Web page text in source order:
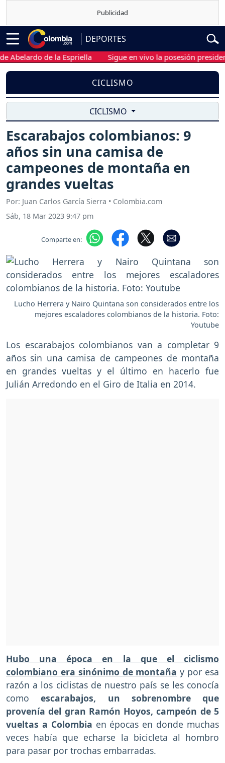
DEPORTES
de la Espriella Sigue en vivo la posesión presidencial
CICLISMO
CICLISMO
Escarabajos colombianos: 9
años sin una camisa de
campeones de montaña en
grandes vueltas
Por: Juan Carlos García Sierra • Colombia.com
Sáb, 18 Mar 2023 9:47 pm
Comparte en:
Lucho Herrera y Nairo Quintana son considerados entre los
mejores escaladores colombianos de la historia. Foto:
Youtube
Los escarabajos colombianos van a completar 9
años sin una camisa de campeones de montaña
en grandes vueltas y el último en hacerlo fue
Julián Arredondo en el Giro de Italia en 2014.
Hubo una época en la que el ciclismo
colombiano era sinónimo de montaña y por esa
razón a los ciclistas de nuestro país se les conocía
comoescarabajos, un sobrenombre que
provenía del gran Ramón Hoyos, campeón de 5
vueltas a Colombia en épocas en donde muchas
veces había que echarse la bicicleta al hombro
para pasar por trochas embarradas.